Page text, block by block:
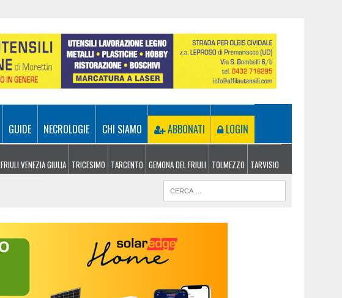
GUIDE NECROLOGIE CHI SIAMO ABBONATI LOGIN
FRIULI VENEZIA GIULIA TRICESIMO TARCENTO GEMONA DEL FRIULI TOLMEZZO TARVISIO